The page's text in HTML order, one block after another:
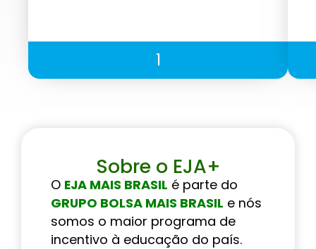
1
Sobre o EJA+
O EJA MAIS BRASIL é parte do
GRUPO BOLSA MAIS BRASIL e nós
somos o maior programa de
incentivo à educação do país.